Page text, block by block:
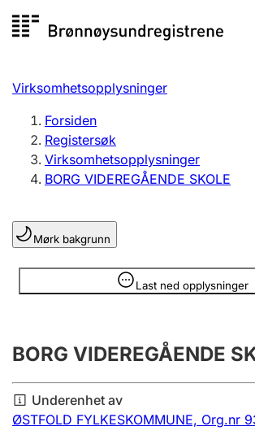
til
Registersøk
Aksjeselskap
Enkeltpersonforetak
Registrere, endre, slette
Lag og forening
Registrere, endre, slette
Årsregnskap
Innsending og forsinkelsesgebyr
Virksomhetsopplysninger
Forsiden
Registersøk
Virksomhetsopplysninger
BORG VIDEREGÅENDE SKOLE
Mørk bakgrunn
Last ned opplysninger
Opplysninger er skjult
BORG VIDEREGÅENDE
Underenhet av
ØSTFOLD FYLKESKOMMUNE, Org.nr